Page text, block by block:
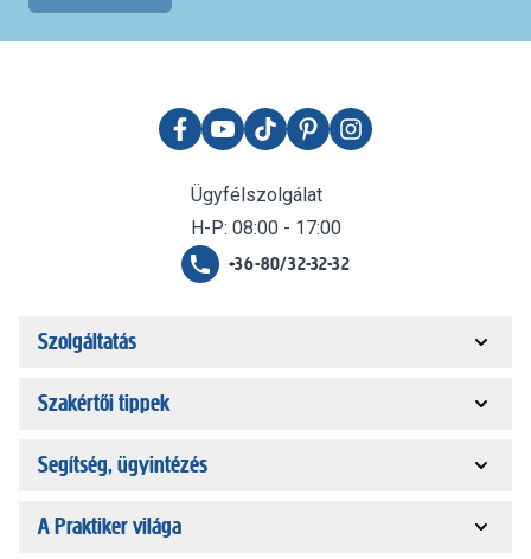
Ügyfélszolgálat
H-P: 08:00 - 17:00
+36-80/32-32-32
Szolgáltatás
Szakértői tippek
Segítség, ügyintézés
A Praktiker világa